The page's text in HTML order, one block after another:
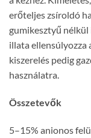
erőteljes zsíroldó
gumikesztyű nélkül
illata ellensúlyozza
kiszerelés pedig
használatra.
Összetevők
5–15% anionos